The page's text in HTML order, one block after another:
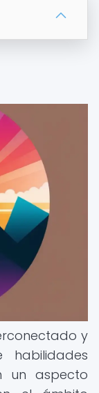
y
habilidades
un aspecto